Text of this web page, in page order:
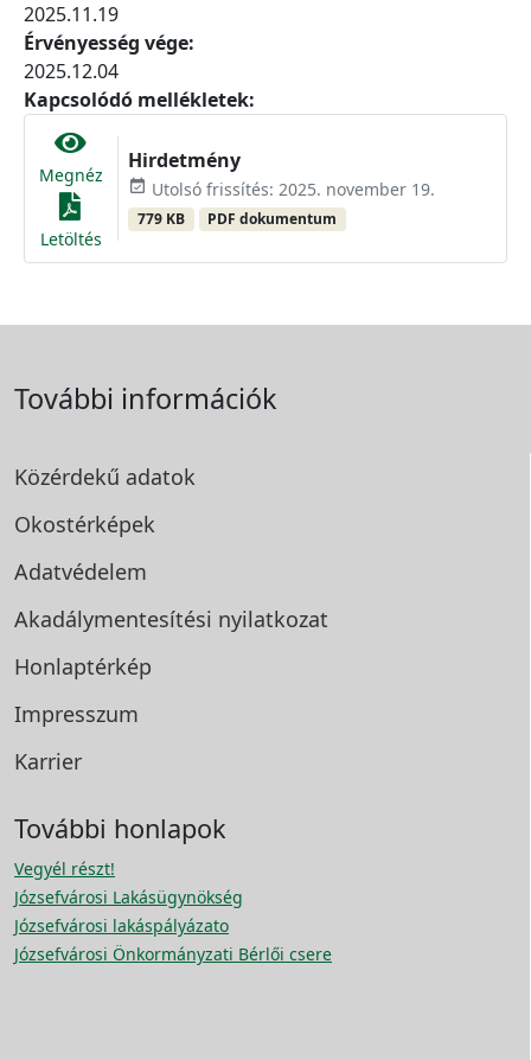
2025.11.19
Érvényesség vége:
2025.12.04
Kapcsolódó mellékletek:
Megnéz
Letöltés
Hirdetmény
event_available Utolsó frissítés: 2025. november 19.
779 KB PDF dokumentum
További információk
Közérdekű adatok
Okostérképek
Adatvédelem
Akadálymentesítési nyilatkozat
Honlaptérkép
Impresszum
Karrier
További honlapok
Vegyél részt!
Józsefvárosi Lakásügynökség
Józsefvárosi lakáspályázato
Józsefvárosi Önkormányzati Bérlői csere